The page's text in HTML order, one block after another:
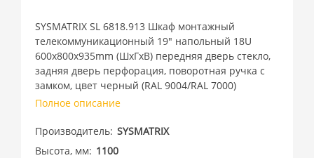
SYSMATRIX SL 6818.913 Шкаф монтажный
телекоммуникационный 19" напольный 18U
600x800x935mm (ШхГхВ) передняя дверь стекло,
задняя дверь перфорация, поворотная ручка с
замком, цвет черный (RAL 9004/RAL 7000)
Полное описание
Производитель SYSMATRIX
Высота, мм
1100